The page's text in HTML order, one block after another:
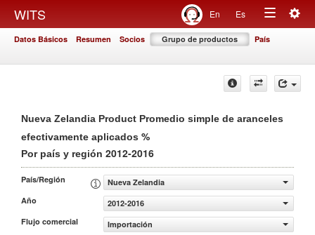
WITS En Es
Toggle
Datos Básicos Resumen Socios Grupo de productos País
Nueva Zelandia Product Promedio simple de aranceles
efectivamente aplicados %
Por país y región 2012-2016
País/Región
Nueva Zelandia
Año
2012-2016
Flujo comercial
Importación